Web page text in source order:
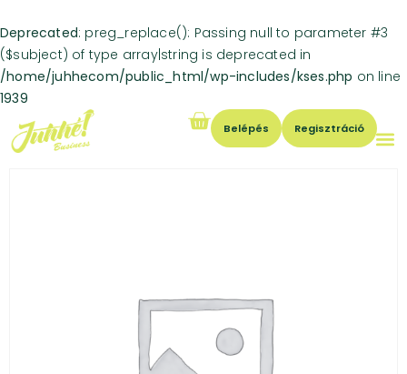
Deprecated: preg_replace(): Passing null to parameter #3
($subject) of type array|string is deprecated in
/home/juhhecom/public_html/wp-includes/kses.php on line
1939
Belépés Regisztráció